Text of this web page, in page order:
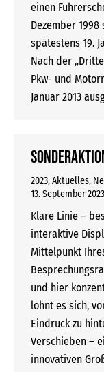
einen
Dezember
spätestens 19.
Nach der
Pkw- und
Januar 2013
2023,Aktuelles,
13. September 2023
Klare Linie –
interaktive
Mittelpunkt
und hier
lohnt es sich,
Eindruck zu
Verschieben –
innovativen